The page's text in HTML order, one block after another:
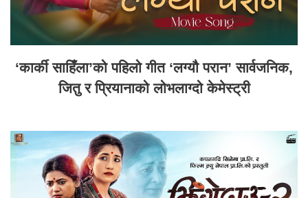
‘कार्की साहिँला’को पहिलो गीत ‘लग्यौ परान’ सार्वजनिक,
जितु र प्रियानाको लोभलाग्दो केमेस्ट्री